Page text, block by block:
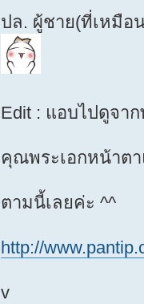
ปล. ผู้ชาย(ที่เหมือ
Edit : แอบไปดูจา
คุณพระเอกหน้าต
ตามนี้เลยค่ะ ^^
http://
v